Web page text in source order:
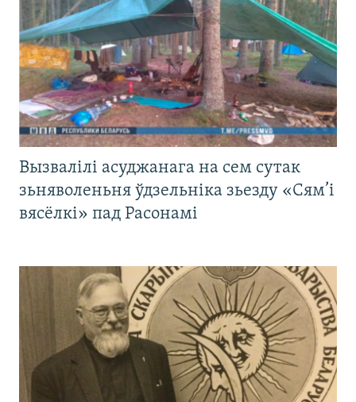
Вызвалілі асуджанага на сем сутак
зьняволеньня ўдзельніка зьезду «Сям’і
вясёлкі» пад Расонамі